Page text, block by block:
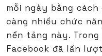
mỗi ngày bằng
càng nhiều chức
nền tảng này. Trong
Facebook đã lần